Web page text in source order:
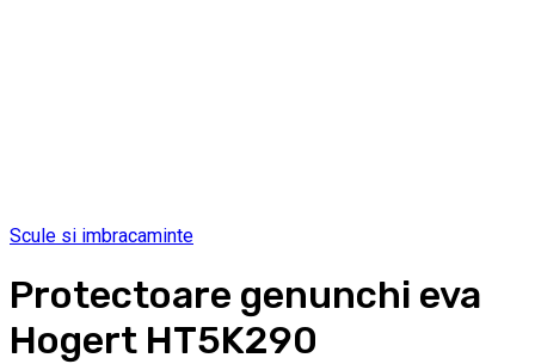
Scule si imbracaminte
Protectoare genunchi eva
Hogert HT5K290